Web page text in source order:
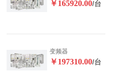
￥165920.00/台
变频器
￥197310.00/台